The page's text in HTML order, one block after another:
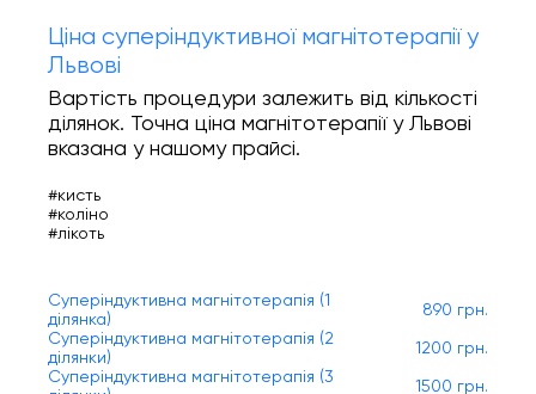
Ціна суперіндуктивної магнітотерапії у
Львові
Вартість процедури залежить від кількості
ділянок. Точна ціна магнітотерапії у Львові
вказана у нашому прайсі.
#кисть
#коліно
#лікоть
890 грн.
Суперіндуктивна магнітотерапія (1
ділянка)
1200 грн.
Суперіндуктивна магнітотерапія (2
ділянки)
1500 грн.
Суперіндуктивна магнітотерапія (3